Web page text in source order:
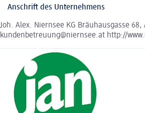
Anschrift des Unternehmens
Joh. Alex. Niernsee KG Bräuhausgasse 68,
kundenbetreuung@niernsee.at http://